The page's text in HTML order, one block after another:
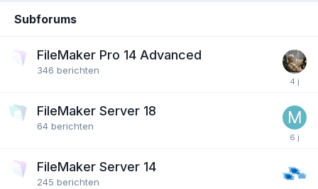
Subforums
FileMaker Pro 14 Advanced
346 berichten
FileMaker Server 18
64 berichten
FileMaker Server 14
245 berichten